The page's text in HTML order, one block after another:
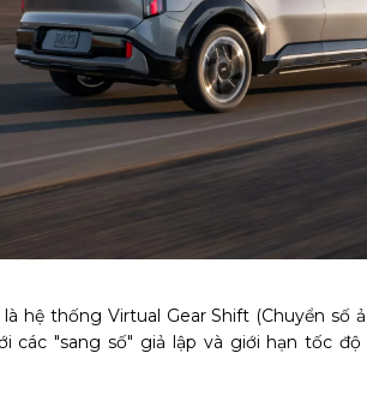
hệ thống Virtual Gear Shift (Chuyển số
các "sang số" giả lập và giới hạn tốc